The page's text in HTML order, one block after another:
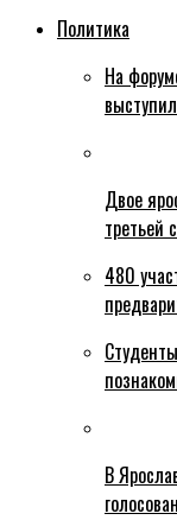
Политика
На
Двое
третьей
480
В